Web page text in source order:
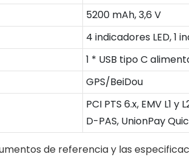
5200 mAh, 3,6 V
4 indicadores LED, 1
1 * USB tipo C
GPS/BeiDou
PCI PTS 6.x, EMV L1
D-PAS, UnionPay
de referencia y las